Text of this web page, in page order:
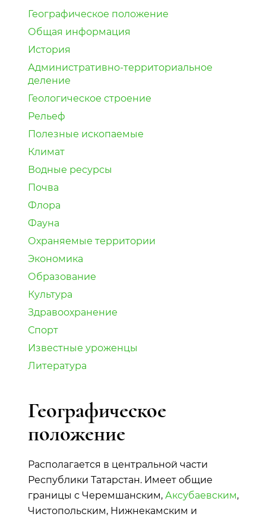
Географическое положение
Общая информация
История
Административно-территориальное
деление
Геологическое строение
Рельеф
Полезные ископаемые
Климат
Водные ресурсы
Почва
Флора
Фауна
Охраняемые территории
Экономика
Образование
Культура
Здравоохранение
Спорт
Известные уроженцы
Литература
Географическое
положение
Располагается в центральной части
Республики Татарстан. Имеет общие
границы с Черемшанским, Аксубаевским,
Чистопольским, Нижнекамским и